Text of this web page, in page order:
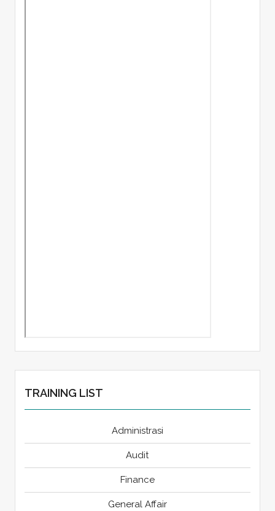
TRAINING LIST
Administrasi
Audit
Finance
General Affair